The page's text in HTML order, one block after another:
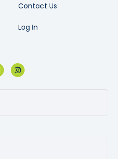
Contact Us
Log In